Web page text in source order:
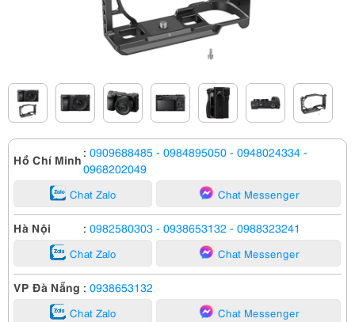
Hồ Chí Minh : 0909688485 - 0984895050 - 0948024334 -
0968202049
Chat Zalo Chat Messenger
Hà Nội : 0982580303 - 0938653132 - 0988323241
Chat Zalo Chat Messenger
VP Đà Nẵng : 0938653132
Chat Zalo Chat Messenger